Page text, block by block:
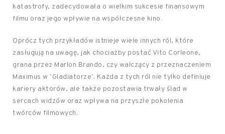
katastrofy, zadecydowała o wielkim sukcesie finansowym
filmu oraz jego wpływie na współczesne kino.
Oprócz tych przykładów istnieje wiele innych ról, które
zasługują na uwagę, jak chociażby postać Vito Corleone,
grana przez Marlon Brando, czy walczący z przeznaczeniem
Maximus w ‘Gladiatorze’. Każda z tych ról nie tylko definiuje
kariery aktorów, ale także pozostawia trwały ślad w
sercach widzów oraz wpływa na przyszłe pokolenia
twórców filmowych.